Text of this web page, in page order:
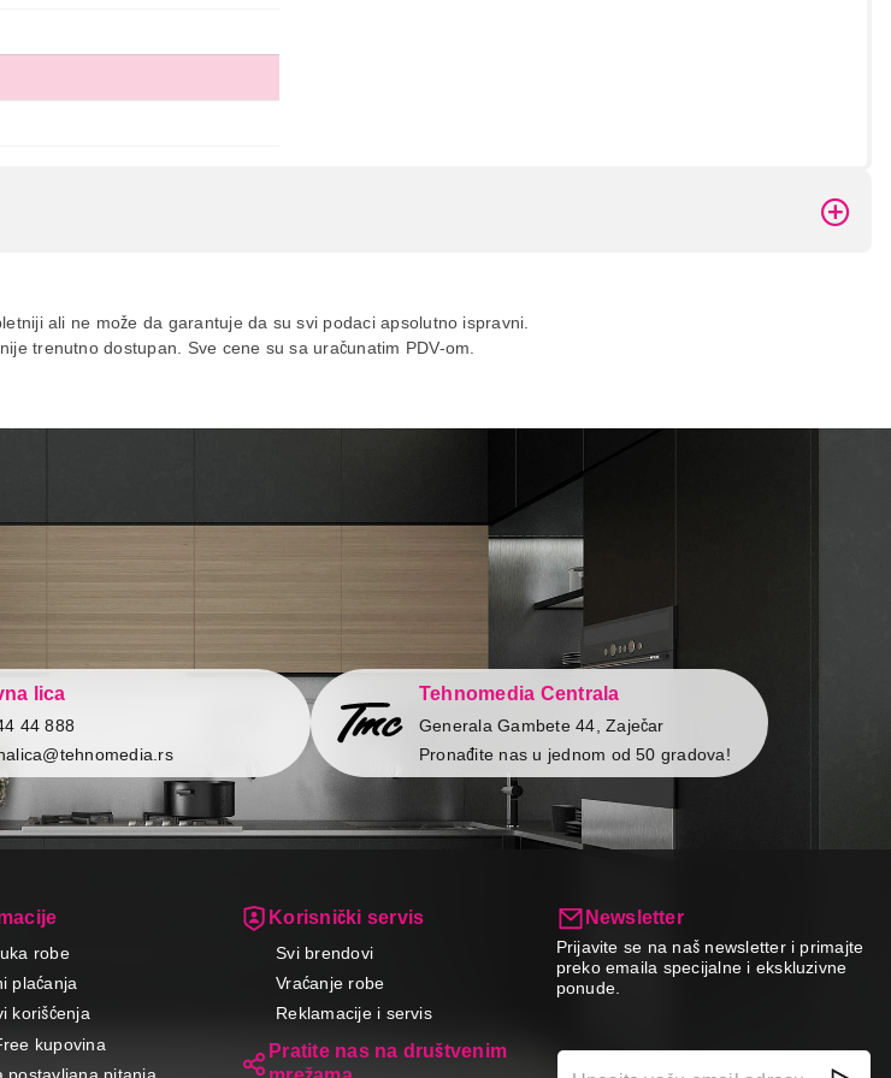
ali ne može da garantuje da su svi podaci apsolutno ispravni.
trenutno dostupan. Sve cene su sa uračunatim PDV-om.
lica
44 888
Tehnomedia Centrala
Generala Gambete 44, Zaječar
Pronađite nas u jednom od 50 gradova!
robe
plaćanja
korišćenja
kupovina
Korisnički servis
Svi brendovi
Vraćanje robe
Reklamacije i servis
Pratite nas na društvenim
Newsletter
Prijavite se na naš newsletter i primajte
preko emaila specijalne i ekskluzivne
ponude.